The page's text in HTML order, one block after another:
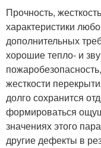
Прочность,
характеристики
дополнительных
хорошие тепло- и
жесткости
долго сохранится
формироваться
значениях этого
другие дефекты в